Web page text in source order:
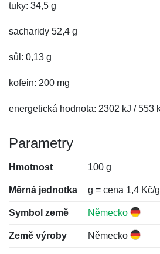
tuky: 34,5 g
sacharidy 52,4 g
sůl: 0,13 g
kofein: 200 mg
energetická hodnota: 2302 kJ / 553
Parametry
Hmotnost 100 g
Měrná jednotka g = cena 1,4 Kč/g
Symbol země Německo
Země výroby Německo